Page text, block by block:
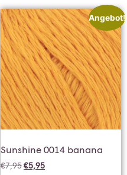
Angebot!
Sunshine 0014 banana
€7,95€5,95